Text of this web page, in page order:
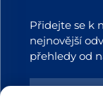
Přidejte se k
nejnovější
přehledy od